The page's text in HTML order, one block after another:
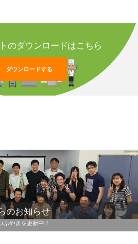
のダウンロードはこちら
ダウンロードする
のお知らせ
やきを更新中！